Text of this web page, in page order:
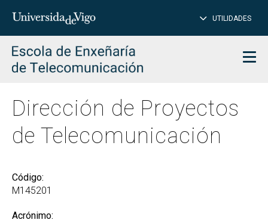
Insertar
para
buscar
UTILIDADES
Dirección de Proyectos
de Telecomunicación
Código:
M145201
Acrónimo: